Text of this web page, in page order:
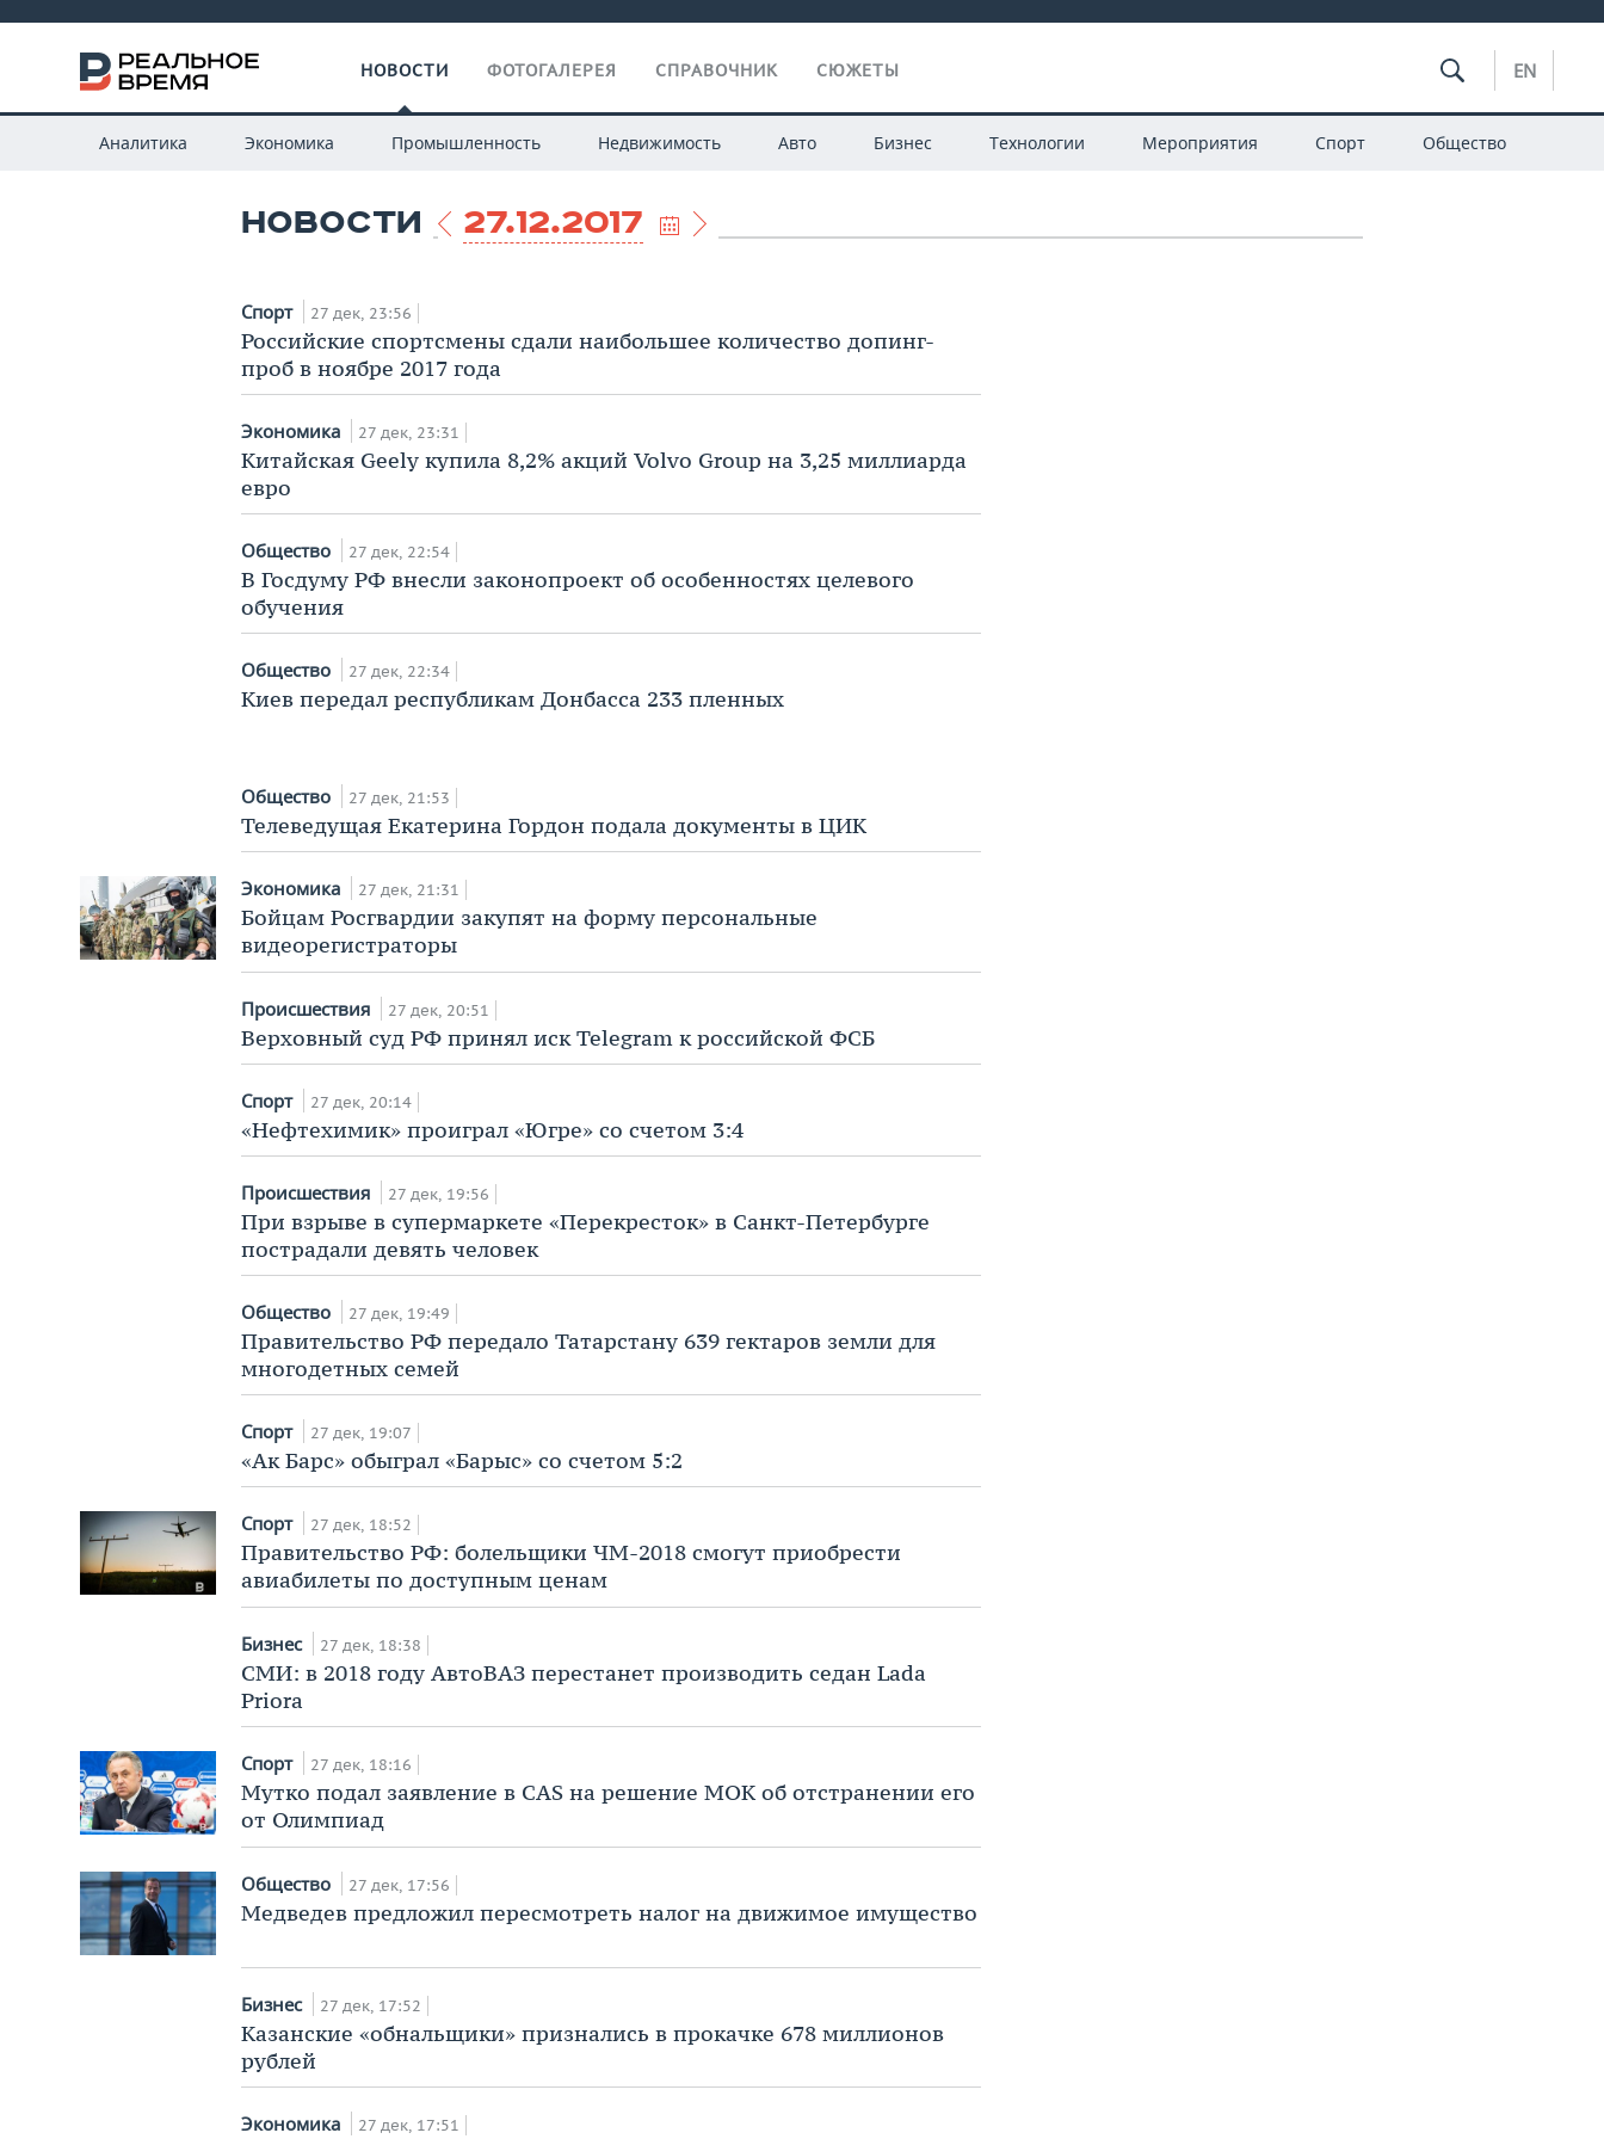
НОВОСТИ ФОТОГАЛЕРЕЯ СПРАВОЧНИК СЮЖЕТЫ EN
Аналитика Экономика Промышленность Недвижимость Авто Бизнес Технологии Мероприятия Спорт Общество
НОВОСТИ 27.12.2017
Спорт 27 дек, 23:56
Российские спортсмены сдали наибольшее количество допинг-
проб в ноябре 2017 года
Экономика 27 дек, 23:31
Китайская Geely купила 8,2% акций Volvo Group на 3,25 миллиарда
евро
Общество 27 дек, 22:54
В Госдуму РФ внесли законопроект об особенностях целевого
обучения
Общество 27 дек, 22:34
Киев передал республикам Донбасса 233 пленных
Общество 27 дек, 21:53
Телеведущая Екатерина Гордон подала документы в ЦИК
Экономика 27 дек, 21:31
Бойцам Росгвардии закупят на форму персональные
видеорегистраторы
Происшествия 27 дек, 20:51
Верховный суд РФ принял иск Telegram к российской ФСБ
Спорт 27 дек, 20:14
«Нефтехимик» проиграл «Югре» со счетом 3:4
Происшествия 27 дек, 19:56
При взрыве в супермаркете «Перекресток» в Санкт-Петербурге
пострадали девять человек
Общество 27 дек, 19:49
Правительство РФ передало Татарстану 639 гектаров земли для
многодетных семей
Спорт 27 дек, 19:07
«Ак Барс» обыграл «Барыс» со счетом 5:2
Спорт 27 дек, 18:52
Правительство РФ: болельщики ЧМ-2018 смогут приобрести
авиабилеты по доступным ценам
Бизнес 27 дек, 18:38
СМИ: в 2018 году АвтоВАЗ перестанет производить седан Lada
Priora
Спорт 27 дек, 18:16
Мутко подал заявление в CAS на решение МОК об отстранении его
от Олимпиад
Общество 27 дек, 17:56
Медведев предложил пересмотреть налог на движимое имущество
Бизнес 27 дек, 17:52
Казанские «обнальщики» признались в прокачке 678 миллионов
рублей
Экономика 27 дек, 17:51